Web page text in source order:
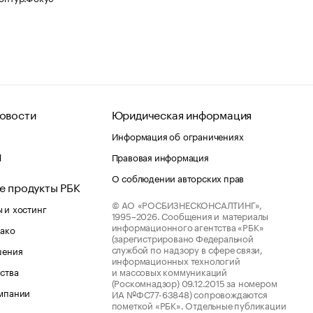
продукты РБК
хостинг
Юридическая информация
Информация об ограничениях
Правовая информация
О соблюдении авторских прав
© АО «РОСБИЗНЕСКОНСАЛТИНГ»,
1995–2026. Сообщения и материалы
информационного агентства «РБК»
(зарегистрировано Федеральной
службой по надзору в сфере связи,
информационных технологий
и массовых коммуникаций
(Роскомнадзор) 09.12.2015 за номером
ИА №ФС77-63848) сопровождаются
пометкой «РБК». Отдельные публикации